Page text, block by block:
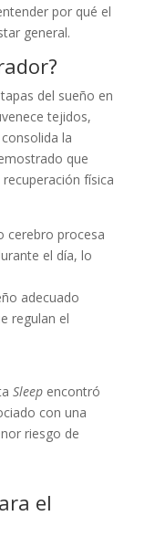
por qué el
general.
del sueño en
tejidos,
la
que
física
cerebro procesa
el día, lo
adecuado
regulan el
Sleepencontró
con una
riesgo de
el